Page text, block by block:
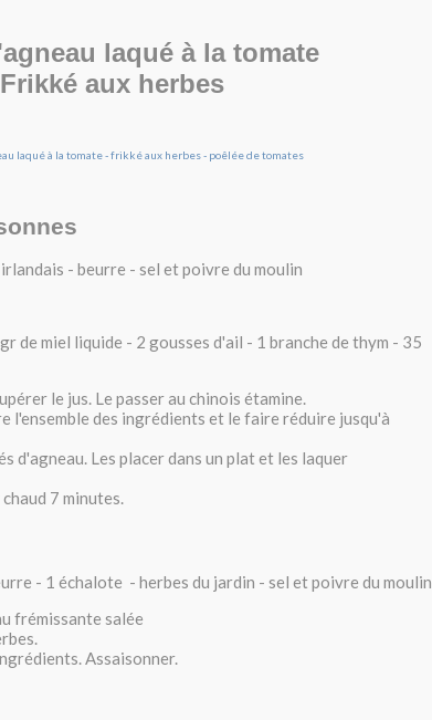
laqué à la tomate
Frikké aux herbes
- beurre - sel et poivre du moulin
de miel liquide - 2 gousses d'ail - 1 branche de thym - 35
le jus. Le passer au chinois étamine.
l'ensemble des ingrédients et le faire réduire jusqu'à
d'agneau. Les placer dans un plat et les laquer
7 minutes.
- 1 échalote - herbes du jardin - sel et poivre du moulin
frémissante salée
Assaisonner.